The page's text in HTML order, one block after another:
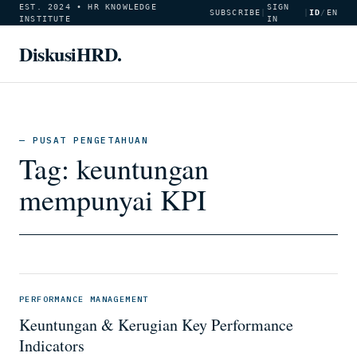
EST. 2024 • HR KNOWLEDGE
INSTITUTE
SUBSCRIBE
SIGN
IN
ID/ EN
DiskusiHRD.
— PUSAT PENGETAHUAN
Tag: keuntungan
mempunyai KPI
PERFORMANCE MANAGEMENT
Keuntungan & Kerugian Key Performance
Indicators